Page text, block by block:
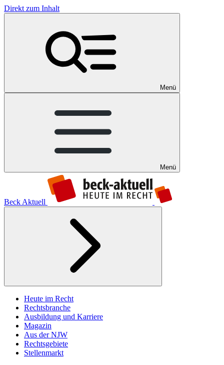
Direkt zum Inhalt
Menü
Menü
Beck Aktuell
Heute im Recht
Rechtsbranche
Ausbildung und Karriere
Magazin
Aus der NJW
Rechtsgebiete
Stellenmarkt